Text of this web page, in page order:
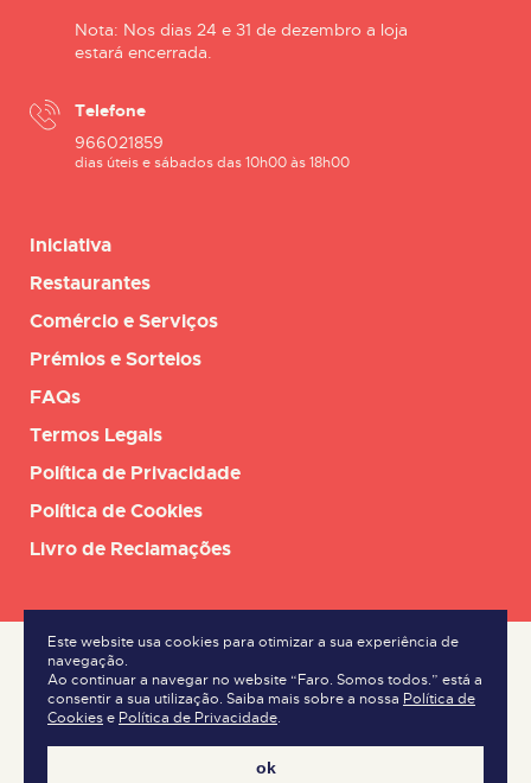
Este website usa cookies para otimizar a sua experiência de
navegação.
Ao continuar a navegar no website “Faro. Somos todos.” está a
consentir a sua utilização. Saiba mais sobre a nossa Política de
Cookies e Política de Privacidade.
ok
Nota: Nos dias 24 e 31 de dezembro a loja
estará encerrada.
Telefone
966021859
dias úteis e sábados das 10h00 às 18h00
Iniciativa
Restaurantes
Comércio e Serviços
Prémios e Sorteios
FAQs
Termos Legais
Política de Privacidade
Política de Cookies
Livro de Reclamações